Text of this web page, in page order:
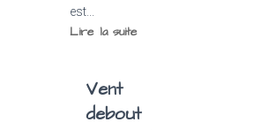
est...
Lire la suite
Vent
debout